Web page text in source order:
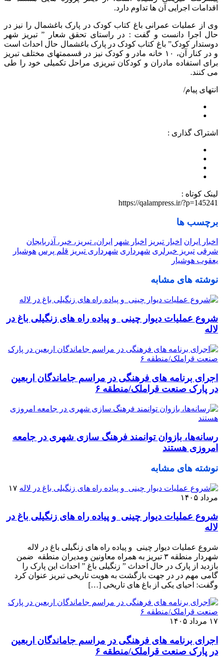
اقدامات اجرایی آن ها تداوم دارد.
وی از عملیات عمرانی باغ کتاب کودک در پارک باغشمال را نیز در
حال اجرا دانست و گفت : در راستای تحقق شعار ” تبریز شهر
دوستدار کودک” باغ کتاب کودک در پارک باغشمال حال احداث است
و در کنار آن، ۱۰ خانه مادر و کودک نیز در قسممتهای مختلف تبریز
برای استفاده مادران و کودکان تبریزی مراحل تکمیلی خود را طی
می کنند.
انتهای پیام/
اشتراک گذاری :
لینک کوتاه :
https://qalampress.ir/?p=145241
برچسب ها
اخبار ایران اخبار تبریز اخبار شهر
ایران، تبریز، خبر، آذربایجان
شرقی تبریز خبرلری شهرداری شهرداری تبریز قلم پرس هوشیار
یعقوب هوشیار
نوشته های مشابه
شروع عملیات دیوار چینی و پیاده راه های زنگیلی باغ در
لاله
اجرای برنامه های فرهنگی در مراسم جاماندگان اربعین
در پارک صنعت قراملک/منطقه ۶
رسانه‌ها، بازوان توانمند فرهنگ‌ سازی شهری در جامعه
امروزی هستند
نوشته های مشابه
۱۷
مرداد ۱۴۰۵
شروع عملیات دیوار چینی و پیاده راه های زنگیلی باغ در
لاله
شروع عملیات دیوار چینی و پیاده راه های زنگیلی باغ در لاله
شهردار منطقه ۳ تبریز به همراه معاونین ومدیران منطقه ضمن
بازدید از پارک در حال احداث ” زنگیلی باغ ” احداث این پارک را
گامی مهم در در جهت بازگشت به هویت تاریخی تبریز عنوان کرد
وگفت: احیای یکی از باغ های تاریخی […]
۱۷ مرداد ۱۴۰۵
اجرای برنامه های فرهنگی در مراسم جاماندگان اربعین
در پارک صنعت قراملک/منطقه ۶